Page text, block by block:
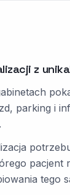
z
parking i
pacjent
tego